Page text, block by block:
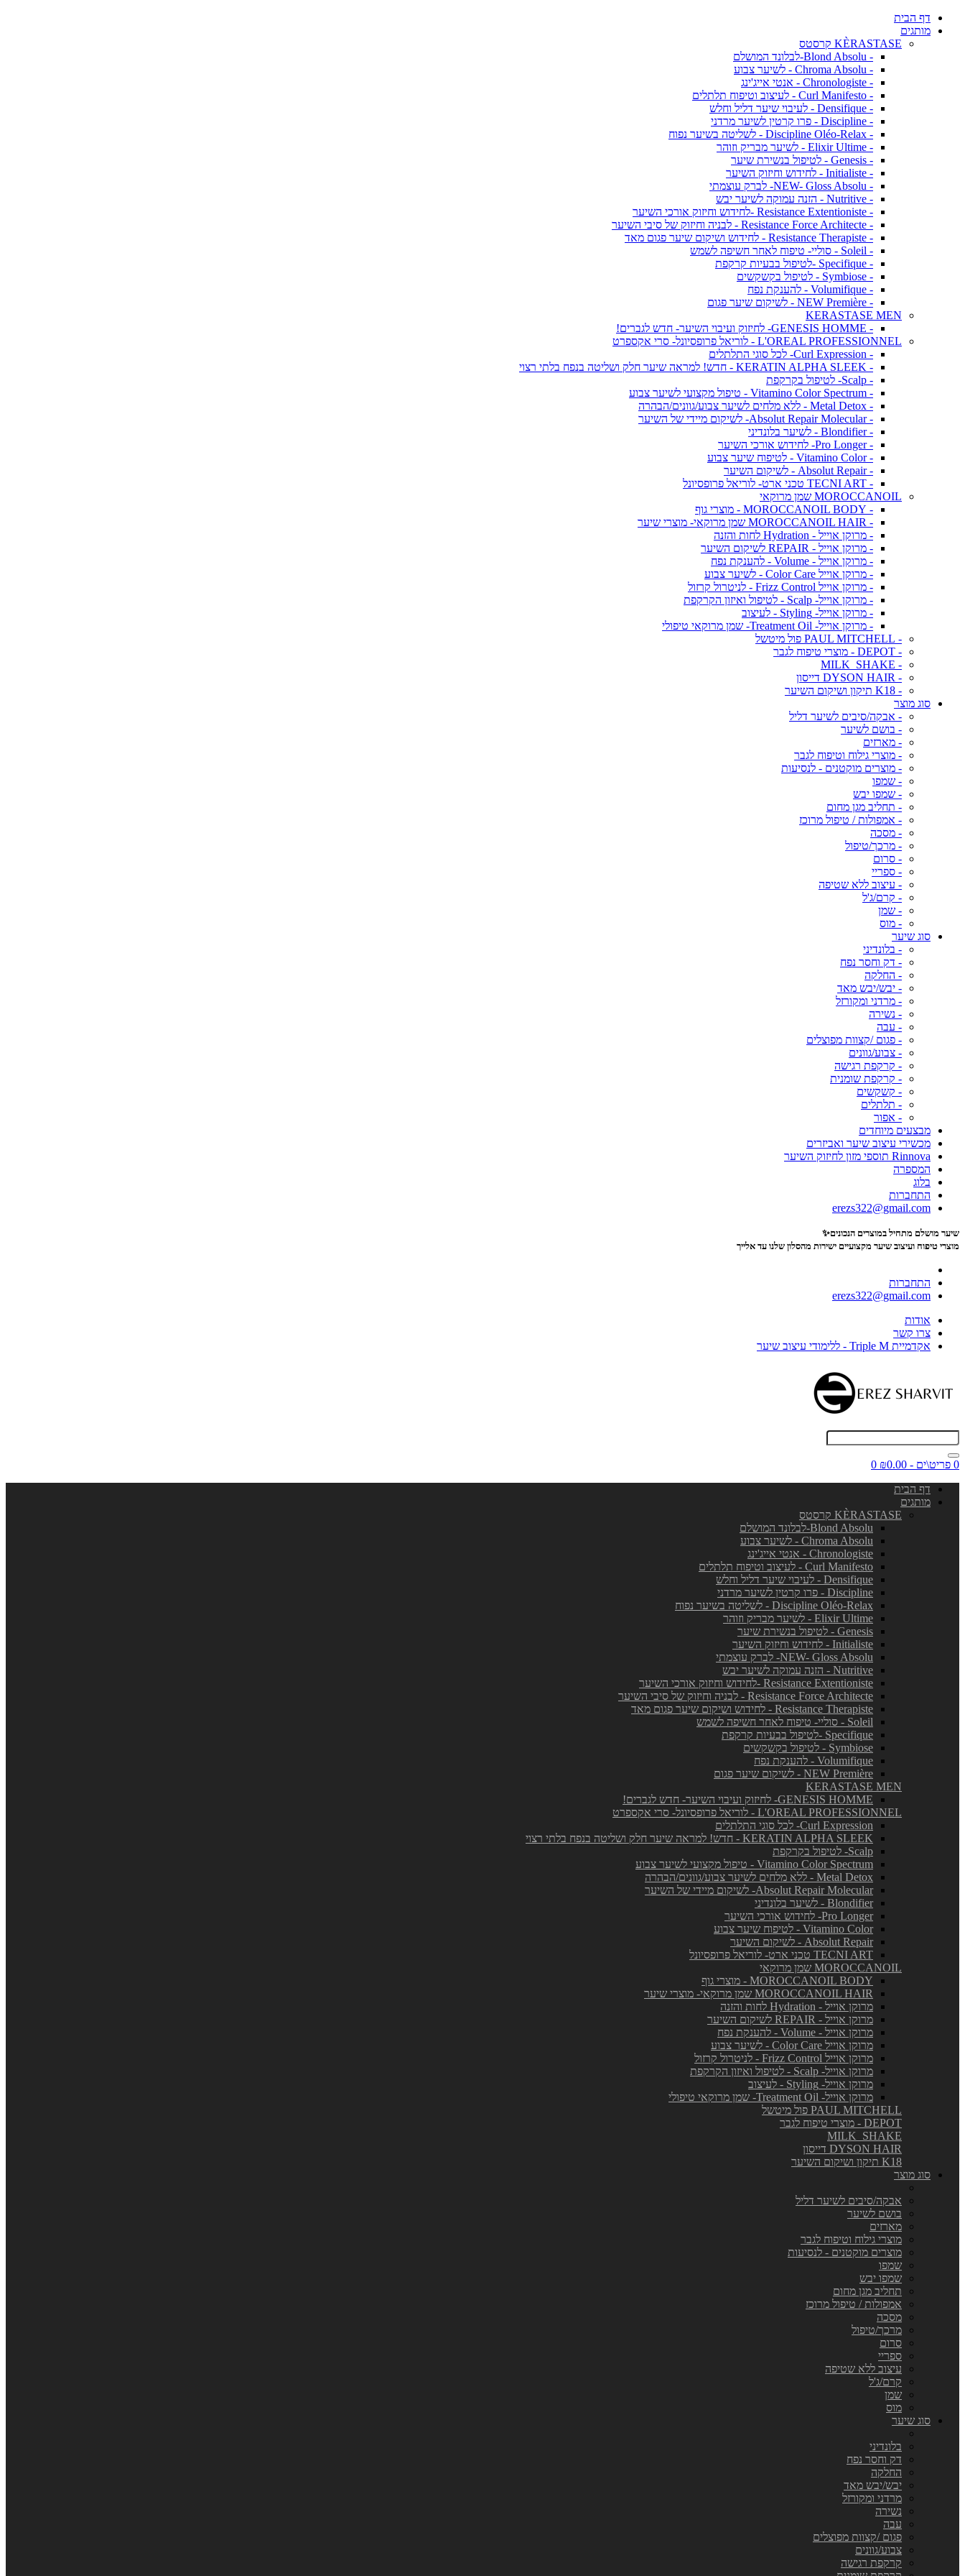
דף הבית
מותגים
KÈRASTASE קרסטס
- Blond Absolu-לבלונד המושלם
- Chroma Absolu - לשיער צבוע
- Chronologiste - אנטי אייג'ינג
- Curl Manifesto - לעיצוב וטיפוח תלתלים
- Densifique - לעיבוי שיער דליל וחלש
- Discipline - פרו קרטין לשיער מרדני
- Discipline Oléo-Relax - לשליטה בשיער נפוח
- Elixir Ultime - לשיער מבריק וזוהר
- Genesis - לטיפול בנשירת שיער
- Initialiste - לחידוש וחיזוק השיער
- NEW- Gloss Absolu- לברק עוצמתי
- Nutritive - הזנה עמוקה לשיער יבש
- Resistance Extentioniste -לחידוש וחיזוק אורכי השיער
- Resistance Force Architecte - לבניה וחיזוק של סיבי השיער
- Resistance Therapiste - לחידוש ושיקום שיער פגום מאד
- Soleil - סוליי- טיפוח לאחר חשיפה לשמש
- Specifique -לטיפול בבעיות קרקפת
- Symbiose - לטיפול בקשקשים
- Volumifique - להענקת נפח
- NEW Première - לשיקום שיער פגום
KERASTASE MEN
- GENESIS HOMME- לחיזוק ועיבוי השיער- חדש לגברים!
L'OREAL PROFESSIONNEL - לוריאל פרופסיונל- סרי אקספרט
- Curl Expression- לכל סוגי התלתלים
- KERATIN ALPHA SLEEK - חדש! למראה שיער חלק ושליטה בנפח בלתי רצוי
- Scalp- לטיפול בקרקפת
- Vitamino Color Spectrum - טיפול מקצועי לשיער צבוע
- Metal Detox - ללא מלחים לשיער צבוע/גוונים/הבהרה
- Absolut Repair Molecular- לשיקום מיידי של השיער
- Blondifier - לשיער בלונדיני
- Pro Longer- לחידוש אורכי השיער
- Vitamino Color - לטיפוח שיער צבוע
- Absolut Repair - לשיקום השיער
- TECNI ART טכני ארט- לוריאל פרופסיונל
MOROCCANOIL שמן מרוקאי
- MOROCCANOIL BODY - מוצרי גוף
- MOROCCANOIL HAIR שמן מרוקאי- מוצרי שיער
- מרוקן אוייל - Hydration לחות והזנה
- מרוקן אוייל - REPAIR לשיקום השיער
- מרוקן אוייל - Volume - להענקת נפח
- מרוקן אוייל Color Care - לשיער צבוע
- מרוקן אוייל Frizz Control - לניטרול קרזול
- מרוקן אוייל- Scalp - לטיפול ואיזון הקרקפת
- מרוקן אוייל- Styling - לעיצוב
- מרוקן אוייל- Treatment Oil- שמן מרוקאי טיפולי
- PAUL MITCHELL פול מיטשל
- DEPOT - מוצרי טיפוח לגבר
- MILK_SHAKE
- DYSON HAIR דייסון
- K18 תיקון ושיקום השיער
סוג מוצר
- אבקה/סיבים לשיער דליל
- בושם לשיער
- מארזים
- מוצרי גילוח וטיפוח לגבר
- מוצרים מוקטנים - לנסיעות
- שמפו
- שמפו יבש
- תחליב מגן מחום
- אמפולות / טיפול מרוכז
- מסכה
- מרכך/טיפול
- סרום
- ספריי
- עיצוב ללא שטיפה
- קרם/ג'ל
- שמן
- מוס
סוג שיער
- בלונדיני
- דק וחסר נפח
- החלקה
- יבש/יבש מאד
- מרדני ומקורזל
- נשירה
- עבה
- פגום /קצוות מפוצלים
- צבוע/גוונים
- קרקפת רגישה
- קרקפת שומנית
- קשקשים
- תלתלים
- אפור
מבצעים מיוחדים
מכשירי עיצוב שיער ואביזרים
Rinnova תוספי מזון לחיזוק השיער
המספרה
בלוג
התחברות
erezs322@gmail.com
שיער מושלם מתחיל במוצרים הנכונים✨
מוצרי טיפוח ועיצוב שיער מקצועיים ישירות מהסלון שלנו עד אלייך
התחברות
erezs322@gmail.com
אודות
צרו קשר
אקדמיית Triple M - ללימודי עיצוב שיער
0 פריט\ים - ₪0.00
0
דף הבית
מותגים
KÈRASTASE קרסטס
Blond Absolu-לבלונד המושלם
Chroma Absolu - לשיער צבוע
Chronologiste - אנטי אייג'ינג
Curl Manifesto - לעיצוב וטיפוח תלתלים
Densifique - לעיבוי שיער דליל וחלש
Discipline - פרו קרטין לשיער מרדני
Discipline Oléo-Relax - לשליטה בשיער נפוח
Elixir Ultime - לשיער מבריק וזוהר
Genesis - לטיפול בנשירת שיער
Initialiste - לחידוש וחיזוק השיער
NEW- Gloss Absolu- לברק עוצמתי
Nutritive - הזנה עמוקה לשיער יבש
Resistance Extentioniste -לחידוש וחיזוק אורכי השיער
Resistance Force Architecte - לבניה וחיזוק של סיבי השיער
Resistance Therapiste - לחידוש ושיקום שיער פגום מאד
Soleil - סוליי- טיפוח לאחר חשיפה לשמש
Specifique -לטיפול בבעיות קרקפת
Symbiose - לטיפול בקשקשים
Volumifique - להענקת נפח
NEW Première - לשיקום שיער פגום
KERASTASE MEN
GENESIS HOMME- לחיזוק ועיבוי השיער- חדש לגברים!
L'OREAL PROFESSIONNEL - לוריאל פרופסיונל- סרי אקספרט
Curl Expression- לכל סוגי התלתלים
KERATIN ALPHA SLEEK - חדש! למראה שיער חלק ושליטה בנפח בלתי רצוי
Scalp- לטיפול בקרקפת
Vitamino Color Spectrum - טיפול מקצועי לשיער צבוע
Metal Detox - ללא מלחים לשיער צבוע/גוונים/הבהרה
Absolut Repair Molecular- לשיקום מיידי של השיער
Blondifier - לשיער בלונדיני
Pro Longer- לחידוש אורכי השיער
Vitamino Color - לטיפוח שיער צבוע
Absolut Repair - לשיקום השיער
TECNI ART טכני ארט- לוריאל פרופסיונל
MOROCCANOIL שמן מרוקאי
MOROCCANOIL BODY - מוצרי גוף
MOROCCANOIL HAIR שמן מרוקאי- מוצרי שיער
מרוקן אוייל - Hydration לחות והזנה
מרוקן אוייל - REPAIR לשיקום השיער
מרוקן אוייל - Volume - להענקת נפח
מרוקן אוייל Color Care - לשיער צבוע
מרוקן אוייל Frizz Control - לניטרול קרזול
מרוקן אוייל- Scalp - לטיפול ואיזון הקרקפת
מרוקן אוייל- Styling - לעיצוב
מרוקן אוייל- Treatment Oil- שמן מרוקאי טיפולי
PAUL MITCHELL פול מיטשל
DEPOT - מוצרי טיפוח לגבר
MILK_SHAKE
DYSON HAIR דייסון
K18 תיקון ושיקום השיער
סוג מוצר
אבקה/סיבים לשיער דליל
בושם לשיער
מארזים
מוצרי גילוח וטיפוח לגבר
מוצרים מוקטנים - לנסיעות
שמפו
שמפו יבש
תחליב מגן מחום
אמפולות / טיפול מרוכז
מסכה
מרכך/טיפול
סרום
ספריי
עיצוב ללא שטיפה
קרם/ג'ל
שמן
מוס
סוג שיער
בלונדיני
דק וחסר נפח
החלקה
יבש/יבש מאד
מרדני ומקורזל
נשירה
עבה
פגום /קצוות מפוצלים
צבוע/גוונים
קרקפת רגישה